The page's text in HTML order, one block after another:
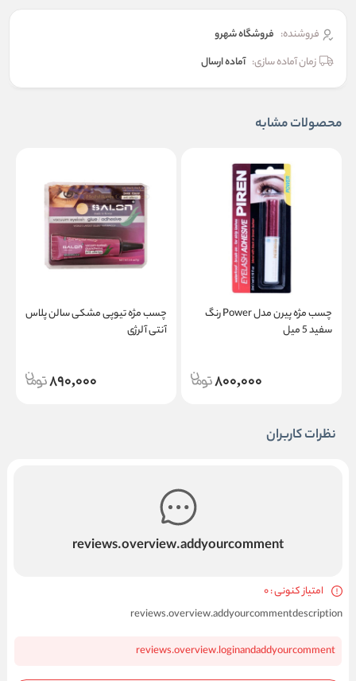
فروشنده: فروشگاه شهرو
زمان آماده سازی: آماده ارسال
محصولات مشابه
چسب مژه پیرن مدل Power رنگ
سفید 5 میل
800,000
چسب مژه تیوپی مشکی سالن پلاس
آنتی‌ آلرژی
890,000
نظرات کاربران
reviews.overview.addyourcomment
امتیاز کنونی : 0
reviews.overview.addyourcommentdescription
reviews.overview.loginandaddyourcomment